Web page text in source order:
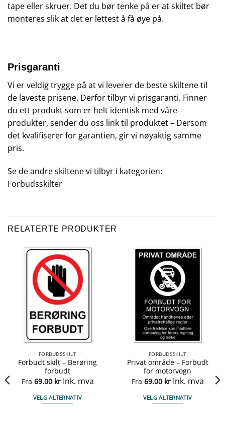
tape eller skruer. Det du bør tenke på er at skiltet bør
monteres slik at det er lettest å få øye på.
Prisgaranti
Vi er veldig trygge på at vi leverer de beste skiltene til
de laveste prisene. Derfor tilbyr vi prisgaranti. Finner
du ett produkt som er helt identisk med våre
produkter, sender du oss link til produktet – Dersom
det kvalifiserer for garantien, gir vi nøyaktig samme
pris.
Se de andre skiltene vi tilbyr i kategorien:
Forbudsskilter
RELATERTE PRODUKTER
FORBUDSSKILT
Forbudt skilt – Berøring
forbudt
Fra 69.00 kr Ink. mva
VELG ALTERNATIV
FORBUDSSKILT
Privat område – Forbudt
for motorvogn
Fra 69.00 kr Ink. mva
VELG ALTERNATIV